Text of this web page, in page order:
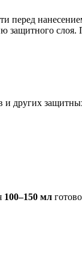
перед
защитного
и других
100–150 мл